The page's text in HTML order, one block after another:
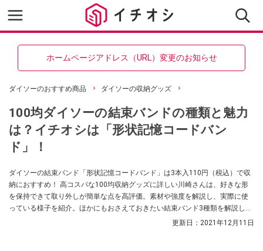
ホームページアドレス（URL）変更のお知らせ
ダイソーのおすすめ商品 ダイソーの収納グッズ
100均ダイソーの結束バンドの種類と魅力
は？イチオシは「形状記憶コードバン
ド」！
ダイソーの結束バンド「形状記憶コードバンド」は3本入110円（税込）で収
納におすすめ！ 高コスパな100均収納グッズに詳しい川崎さんは、好きな形
を保持できて取り外しが簡単な点を高評価。素材や強度を解説し、実際に使
っている様子を紹介。ほかにもおさえておきたい結束バンド3種類を解説しま
更新日： 2021年12月11日